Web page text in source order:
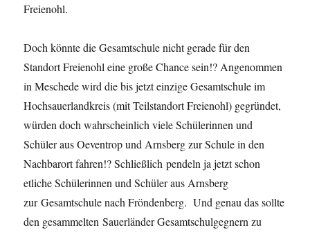
Freienohl.
Doch könnte die Gesamtschule nicht gerade für den
Standort Freienohleine große Chance sein!? Angenommen
in Meschede wird die bis jetzteinzige Gesamtschule im
Hochsauerlandkreis (mit Teilstandort Freienohl) gegründet,
würden doch wahrscheinlich viele Schülerinnen und
Schüler ausOeventrop und Arnsberg zur Schule in den
Nachbarort fahren!?Schließlich pendeln ja jetzt schon
etliche Schülerinnen und Schüler aus Arnsberg
zur Gesamtschule nach Fröndenberg. Und genau das sollte
den gesammelten Sauerländer Gesamtschulgegnern zu